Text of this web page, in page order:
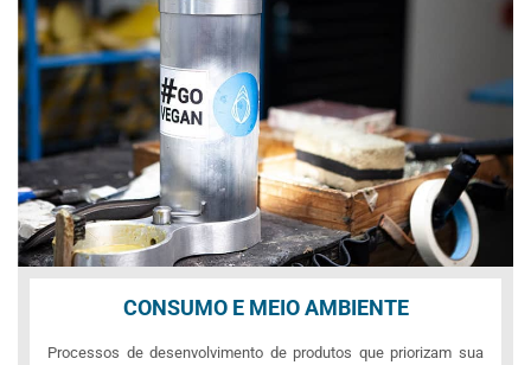
CONSUMO E MEIO AMBIENTE
Processos de desenvolvimento de produtos que priorizam sua